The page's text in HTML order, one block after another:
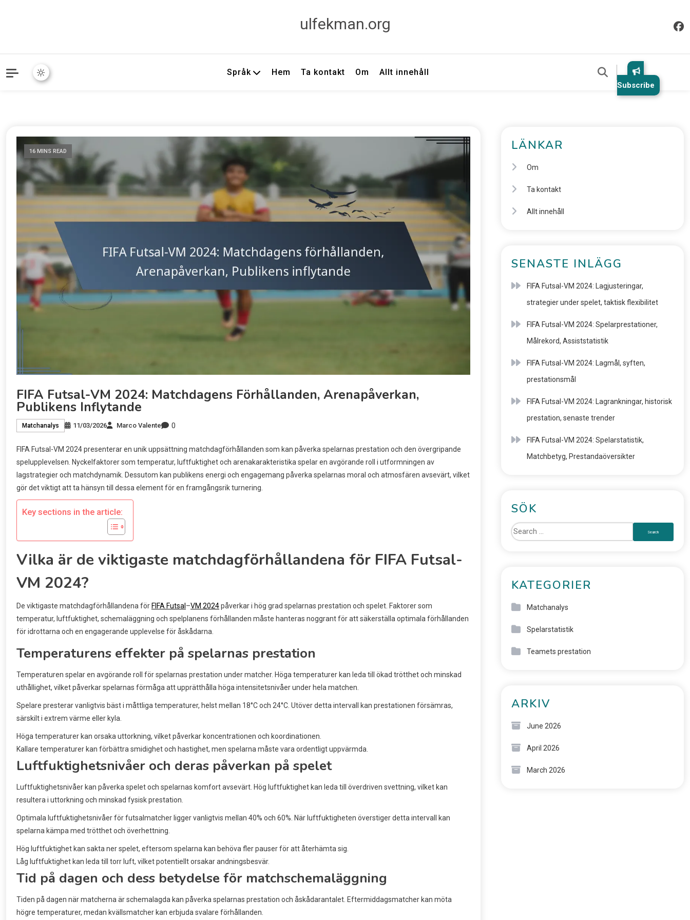
ulfekman.org
Språk Hem Ta kontakt Om Allt innehåll
Subscribe
16 MINS READ
FIFA Futsal-VM 2024: Matchdagens Förhållanden, Arenapåverkan,
Publikens Inflytande
Matchanalys 11/03/2026 Marco Valente 0
FIFA Futsal-VM 2024 presenterar en unik uppsättning matchdagförhållanden som kan påverka spelarnas prestation och den övergripande
spelupplevelsen. Nyckelfaktorer som temperatur, luftfuktighet och arenakarakteristika spelar en avgörande roll i utformningen av
lagstrategier och matchdynamik. Dessutom kan publikens energi och engagemang påverka spelarnas moral och atmosfären avsevärt, vilket
gör det viktigt att ta hänsyn till dessa element för en framgångsrik turnering.
Key sections in the article:
Vilka är de viktigaste matchdagförhållandena för FIFA Futsal-
VM 2024?
De viktigaste matchdagförhållandena för FIFA Futsal –VM 2024påverkar i hög grad spelarnas prestation och spelet. Faktorer som
temperatur, luftfuktighet, schemaläggning och spelplanens förhållanden måste hanteras noggrant för att säkerställa optimala förhållanden
för idrottarna och en engagerande upplevelse för åskådarna.
Temperaturens effekter på spelarnas prestation
Temperaturen spelar en avgörande roll för spelarnas prestation under matcher. Höga temperaturer kan leda till ökad trötthet och minskad
uthållighet, vilket påverkar spelarnas förmåga att upprätthålla höga intensitetsnivåer under hela matchen.
Spelare presterar vanligtvis bäst i måttliga temperaturer, helst mellan 18°C och 24°C. Utöver detta intervall kan prestationen försämras,
särskilt i extrem värme eller kyla.
Höga temperaturer kan orsaka uttorkning, vilket påverkar koncentrationen och koordinationen.
Kallare temperaturer kan förbättra smidighet och hastighet, men spelarna måste vara ordentligt uppvärmda.
Luftfuktighetsnivåer och deras påverkan på spelet
Luftfuktighetsnivåer kan påverka spelet och spelarnas komfort avsevärt. Hög luftfuktighet kan leda till överdriven svettning, vilket kan
resultera i uttorkning och minskad fysisk prestation.
Optimala luftfuktighetsnivåer för futsalmatcher ligger vanligtvis mellan 40% och 60%. När luftfuktigheten överstiger detta intervall kan
spelarna kämpa med trötthet och överhettning.
Hög luftfuktighet kan sakta ner spelet, eftersom spelarna kan behöva fler pauser för att återhämta sig.
Låg luftfuktighet kan leda till torr luft, vilket potentiellt orsakar andningsbesvär.
Tid på dagen och dess betydelse för matchschemaläggning
Tiden på dagen när matcherna är schemalagda kan påverka spelarnas prestation och åskådarantalet. Eftermiddagsmatcher kan möta
högre temperaturer, medan kvällsmatcher kan erbjuda svalare förhållanden.
LÄNKAR
Om
Ta kontakt
Allt innehåll
SENASTE INLÄGG
FIFA Futsal-VM 2024: Lagjusteringar,
strategier under spelet, taktisk flexibilitet
FIFA Futsal-VM 2024: Spelarprestationer,
Målrekord, Assiststatistik
FIFA Futsal-VM 2024: Lagmål, syften,
prestationsmål
FIFA Futsal-VM 2024: Lagrankningar, historisk
prestation, senaste trender
FIFA Futsal-VM 2024: Spelarstatistik,
Matchbetyg, Prestandaöversikter
SÖK
KATEGORIER
Matchanalys
Spelarstatistik
Teamets prestation
ARKIV
June 2026
April 2026
March 2026